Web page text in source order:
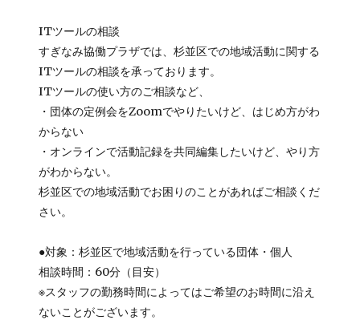
ITツールの相談
すぎなみ協働プラザでは、杉並区での地域活動に関する
ITツールの相談を承っております。
ITツールの使い方のご相談など、
・団体の定例会をZoomでやりたいけど、はじめ方がわ
からない
・オンラインで活動記録を共同編集したいけど、やり方
がわからない。
杉並区での地域活動でお困りのことがあればご相談くだ
さい。
●対象：杉並区で地域活動を行っている団体・個人
相談時間：60分（目安）
※スタッフの勤務時間によってはご希望のお時間に沿え
ないことがございます。